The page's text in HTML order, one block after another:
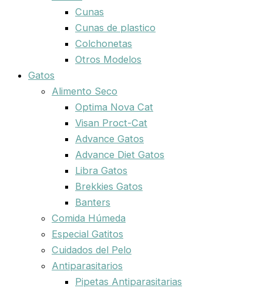
Cunas
Cunas de plastico
Colchonetas
Otros Modelos
Gatos
Alimento Seco
Optima Nova Cat
Visan Proct-Cat
Advance Gatos
Advance Diet Gatos
Libra Gatos
Brekkies Gatos
Banters
Comida Húmeda
Especial Gatitos
Cuidados del Pelo
Antiparasitarios
Pipetas Antiparasitarias